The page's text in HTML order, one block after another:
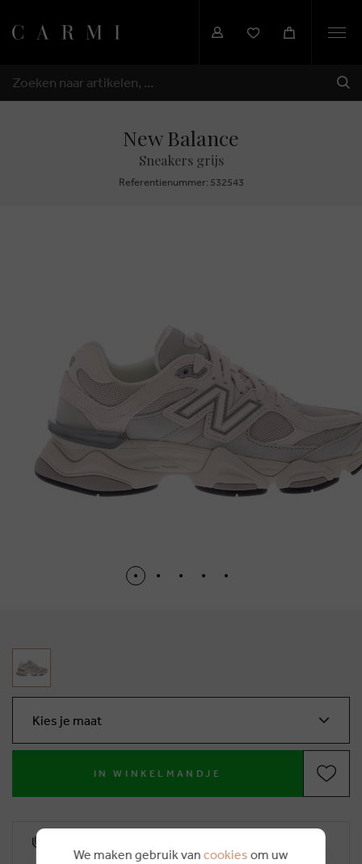
ZOEKEN
New Balance
Sneakers grijs
Referentienummer: 532543
Kies je maat
IN WINKELMANDJE
We maken gebruik van cookies om uw